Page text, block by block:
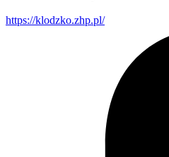
https://klodzko.zhp.pl/